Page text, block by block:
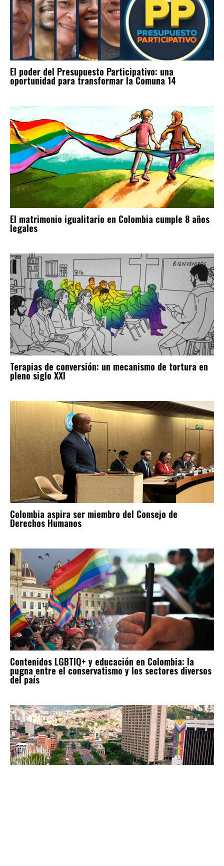
El poder del Presupuesto Participativo: una
oportunidad para transformar la Comuna 14
El matrimonio igualitario en Colombia cumple 8 años
legales
Terapias de conversión: un mecanismo de tortura en
pleno siglo XXI
Colombia aspira ser miembro del Consejo de
Derechos Humanos
Contenidos LGBTIQ+ y educación en Colombia: la
pugna entre el conservatismo y los sectores diversos
del país